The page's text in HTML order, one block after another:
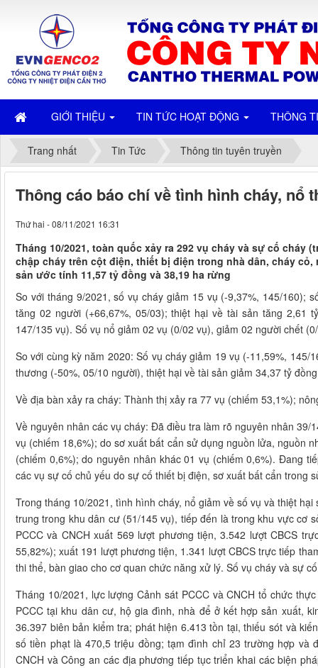
GIỚI THIỆU TIN TỨC HOẠT ĐỘNG THÔNG
Trang nhất Tin Tức Thông tin tuyên truyền
Thông cáo báo chí về tình hình cháy, nổ
Thứ hai - 08/11/2021 16:31
Tháng 10/2021, toàn quốc xảy ra 292 vụ cháy và sự cố
chập cháy trên cột điện, thiết bị điện trong nhà dân, cháy
sản ước tính 11,57 tỷ đồng và 38,19 ha rừng
So với tháng 9/2021, số vụ cháy giảm 15 vụ (-9,37%, 145/160);
tăng 02 người (+66,67%, 05/03); thiệt hại về tài sản tăng 2,61
147/135 vụ). Số vụ nổ giảm 02 vụ (0/02 vụ), giảm 02 người chết
So với cùng kỳ năm 2020: Số vụ cháy giảm 19 vụ (-11,59%,
thương (-50%, 05/10 người), thiệt hại về tài sản giảm 34,37 tỷ
Về địa bàn xảy ra cháy: Thành thị xảy ra 77 vụ (chiếm 53,1%);
Về nguyên nhân các vụ cháy: Đã điều tra làm rõ nguyên nhân
vụ (chiếm 18,6%); do sơ xuất bất cẩn sử dụng nguồn lửa, nguồn
(chiếm 0,6%); do nguyên nhân khác 01 vụ (chiếm 0,6%). Đang
các vụ sự cố chủ yếu do sự cố thiết bị điện, sơ xuất bất cẩn trong
Trong tháng 10/2021, tình hình cháy, nổ giảm về số vụ và thiệt
trung trong khu dân cư (51/145 vụ), tiếp đến là trong khu vực cơ
PCCC và CNCH xuất 569 lượt phương tiện, 3.542 lượt CBCS
55,82%); xuất 191 lượt phương tiện, 1.341 lượt CBCS trực tiếp
thi thể, bàn giao cho cơ quan chức năng xử lý. Số vụ cháy và sự
Tháng 10/2021, lực lượng Cảnh sát PCCC và CNCH tổ chức
PCCC tại khu dân cư, hộ gia đình, nhà để ở kết hợp sản xuất,
36.397 biên bản kiểm tra; phát hiện 6.413 tồn tại, thiếu sót và
số tiền phạt là 470,5 triệu đồng; tạm đình chỉ 23 trường hợp
CNCH và Công an các địa phương tiếp tục triển khai các biện